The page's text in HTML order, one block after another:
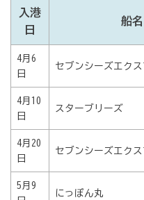
入港
日
船名
4月6
日
セブンシーズエク
4月10
日
スターブリーズ
4月20
日
セブンシーズエク
5月9
にっぽん丸